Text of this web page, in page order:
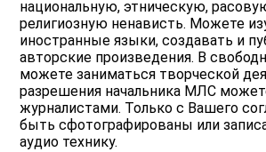
национальную, этническую,
религиозную ненависть. Можете
иностранные языки, создавать и
авторские произведения. В
можете заниматься творческой
разрешения начальника МЛС
журналистами. Только с Вашего
быть сфотографированы или
аудио технику.